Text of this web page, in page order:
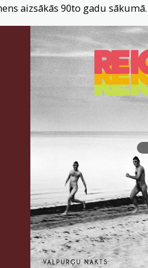
aizsākās 90to gadu sākumā.